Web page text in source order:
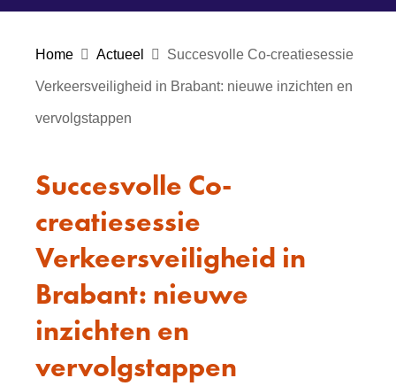
e
Home Actueel Succesvolle Co-creatiesessie
Verkeersveiligheid in Brabant: nieuwe inzichten en
vervolgstappen
Succesvolle Co-
creatiesessie
Verkeersveiligheid in
Brabant: nieuwe
inzichten en
vervolgstappen